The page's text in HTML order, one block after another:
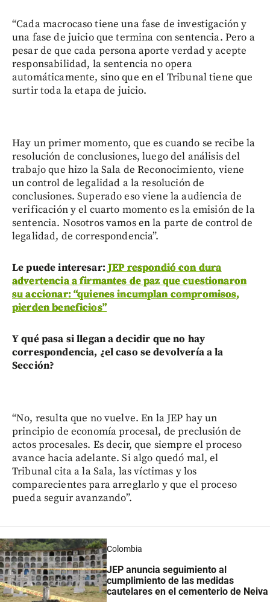
“Cada macrocaso tiene una fase de investigación y
una fase de juicio que termina con sentencia. Pero a
pesar de que cada persona aporte verdad y acepte
responsabilidad, la sentencia no opera
automáticamente, sino que en el Tribunal tiene que
surtir toda la etapa de juicio.
Hay un primer momento, que es cuando se recibe la
resolución de conclusiones, luego del análisis del
trabajo que hizo la Sala de Reconocimiento, viene
un control de legalidad a la resolución de
conclusiones. Superado eso viene la audiencia de
verificación y el cuarto momento es la emisión de la
sentencia. Nosotros vamos en la parte de control de
legalidad, de correspondencia”.
Le puede interesar:JEP respondió con dura
advertencia a firmantes de paz que cuestionaron
su accionar: “quienes incumplan compromisos,
pierden beneficios”
Y qué pasa si llegan a decidir que no hay
correspondencia, ¿el caso se devolvería a la
Sección?
“No, resulta que no vuelve. En la JEP hay un
principio de economía procesal, de preclusión de
actos procesales. Es decir, que siempre el proceso
avance hacia adelante. Si algo quedó mal, el
Tribunal cita a la Sala, las víctimas y los
comparecientes para arreglarlo y que el proceso
pueda seguir avanzando”.
Colombia
JEP anuncia seguimiento al
cumplimiento de las medidas
cautelares en el cementerio de Neiva